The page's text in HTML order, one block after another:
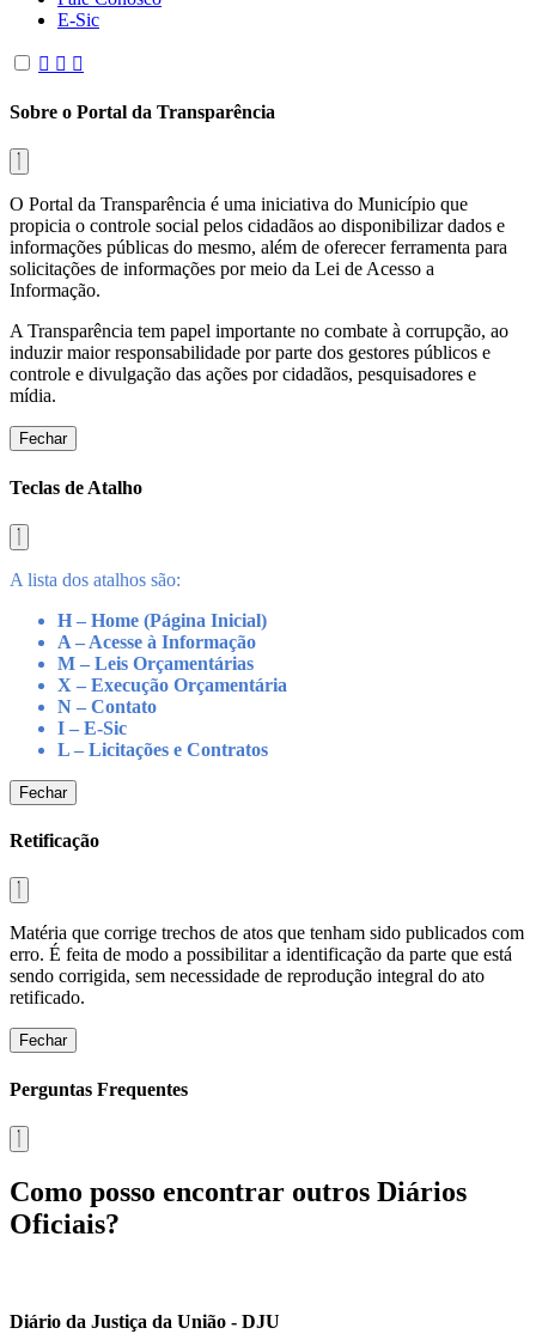
E-Sic
Sobre o Portal da Transparência
O Portal da Transparência é uma iniciativa do Município que
propicia o controle social pelos cidadãos ao disponibilizar dados e
informações públicas do mesmo, além de oferecer ferramenta para
solicitações de informações por meio da Lei de Acesso a
Informação.
A Transparência tem papel importante no combate à corrupção, ao
induzir maior responsabilidade por parte dos gestores públicos e
controle e divulgação das ações por cidadãos, pesquisadores e
mídia.
Fechar
Teclas de Atalho
A lista dos atalhos são:
H – Home (Página Inicial)
A – Acesse à Informação
M – Leis Orçamentárias
X – Execução Orçamentária
N – Contato
I – E-Sic
L – Licitações e Contratos
Fechar
Retificação
Matéria que corrige trechos de atos que tenham sido publicados com
erro. É feita de modo a possibilitar a identificação da parte que está
sendo corrigida, sem necessidade de reprodução integral do ato
retificado.
Fechar
Perguntas Frequentes
Como posso encontrar outros Diários
Oficiais?
Diário da Justiça da União - DJU